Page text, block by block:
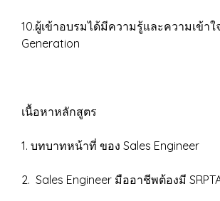
10.ผู้เข้าอบรมได้มีความรู้และความเข้าใ
Generation
เนื้อหาหลักสูตร
1. บทบาทหน้าที่ ของ Sales Engineer
2. Sales Engineer มืออาชีพต้องมี